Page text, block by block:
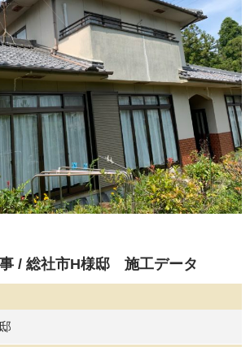
/ 総社市H様邸 施工データ